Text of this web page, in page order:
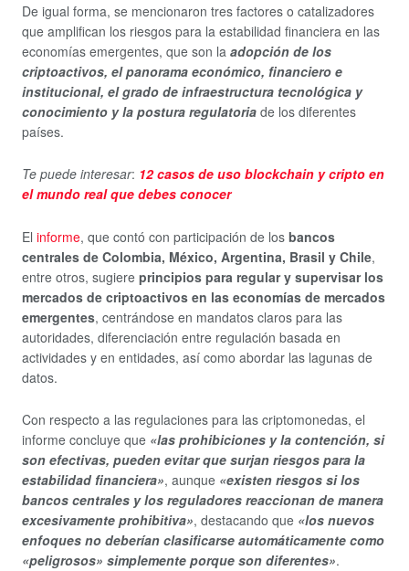
De igual forma, se mencionaron tres factores o catalizadores
que amplifican los riesgos para la estabilidad financiera en las
economías emergentes, que son la adopción de los
criptoactivos, el panorama económico, financiero e
institucional, el grado de infraestructura tecnológica y
conocimiento y la postura regulatoria de los diferentes
países.
Te puede interesar: 12 casos de uso blockchain y cripto en
el mundo real que debes conocer
El informe, que contó con participación de los bancos
centrales de Colombia, México, Argentina, Brasil y Chile,
entre otros, sugiere principios para regular y supervisar los
mercados de criptoactivos en las economías de mercados
emergentes, centrándose en mandatos claros para las
autoridades, diferenciación entre regulación basada en
actividades y en entidades, así como abordar las lagunas de
datos.
Con respecto a las regulaciones para las criptomonedas, el
informe concluye que «las prohibiciones y la contención, si
son efectivas, pueden evitar que surjan riesgos para la
estabilidad financiera», aunque «existen riesgos si los
bancos centrales y los reguladores reaccionan de manera
excesivamente prohibitiva», destacando que «los nuevos
enfoques no deberían clasificarse automáticamente como
«peligrosos» simplemente porque son diferentes».